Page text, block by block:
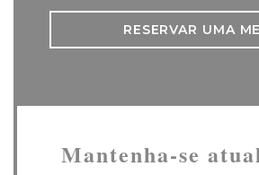
RESERVAR UMA
Mantenha-se